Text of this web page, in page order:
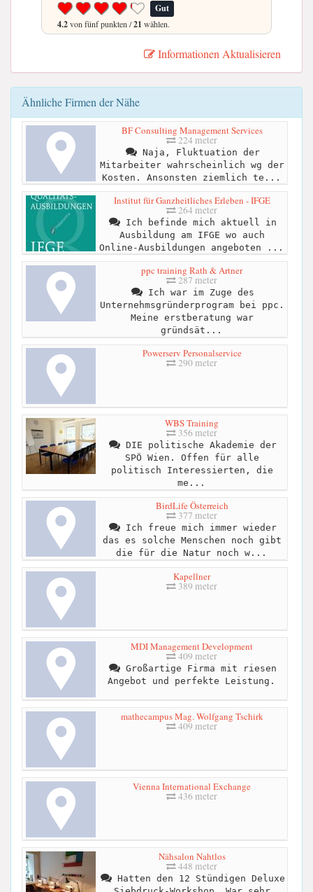
Gut
4.2von fünf punkten /21 wählen.
Informationen Aktualisieren
Ähnliche Firmen der Nähe
BF Consulting Management Services
224 meter
Naja, Fluktuation der
Mitarbeiter wahrscheinlich wg der
Kosten. Ansonsten ziemlich te...
Institut für Ganzheitliches Erleben - IFGE
264 meter
Ich befinde mich aktuell in
Ausbildung am IFGE wo auch
Online-Ausbildungen angeboten ...
ppc training Rath & Artner
287 meter
Ich war im Zuge des
Unternehmsgründerprogram bei ppc.
Meine erstberatung war
gründsät...
Powerserv Personalservice
290 meter
WBS Training
356 meter
DIE politische Akademie der
SPÖ Wien. Offen für alle
politisch Interessierten, die
me...
BirdLife Österreich
377 meter
Ich freue mich immer wieder
das es solche Menschen noch gibt
die für die Natur noch w...
Kapellner
389 meter
MDI Management Development
409 meter
Großartige Firma mit riesen
Angebot und perfekte Leistung.
mathecampus Mag. Wolfgang Tschirk
409 meter
Vienna International Exchange
436 meter
Nähsalon Nahtlos
448 meter
Hatten den 12 Stündigen Deluxe